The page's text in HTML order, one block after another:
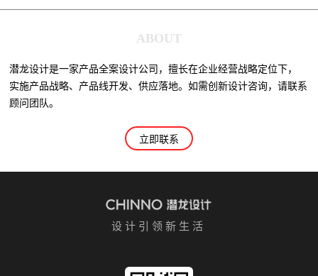
ABOUT
潜龙设计是一家产品全案设计公司，擅长在企业经营战略定位下，
实施产品战略、产品线开发、供应落地。如需创新设计咨询，请联系
顾问团队。
立即联系
设计引领新生活